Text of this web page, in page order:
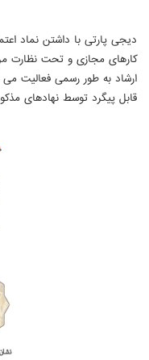
دیجی پارتی با داشتن نماد
کارهای مجازی و تحت نظارت
ارشاد به طور رسمی فعالیت
قابل پیگرد توسط نهادهای